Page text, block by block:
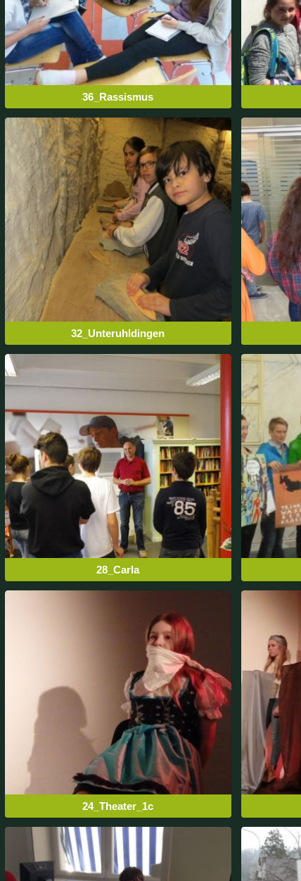
36_Rassismus
32_Unteruhldingen
28_Carla
24_Theater_1c